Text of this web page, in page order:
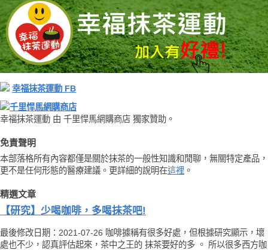
幸福抹茶運動 FB
千里悍馬網購商店
幸福抹茶運動 由 千里悍馬網購商店 獨家贊助。
免責聲明
本部落格所有內容都僅是關於抹茶的一般性知識和閒聊，無關特定產品，
更不是任何形態的醫療建議。更詳細的說明在這裡 。
精選文章
【研究】少喝咖啡，多喝抹茶吧!
最後修改日期：2021-07-26 咖啡據稱有很多好處，但根據研究顯示，壞
處也不少，認真評估起來，茶中之王的 抹茶要好的多 。 所以很多西方咖